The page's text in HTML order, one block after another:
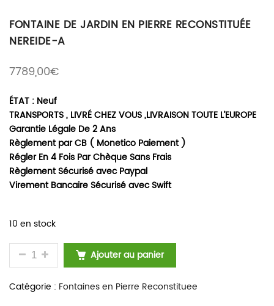
FONTAINE DE JARDIN EN PIERRE RECONSTITUÉE
NEREIDE-A
7789,00€
ÉTAT : Neuf
TRANSPORTS , LIVRÉ CHEZ VOUS ,LIVRAISON TOUTE L’EUROPE
Garantie Légale De 2 Ans
Règlement par CB ( Monetico Paiement )
Régler En 4 Fois Par Chèque Sans Frais
Règlement Sécurisé avec Paypal
Virement Bancaire Sécurisé avec Swift
10 en stock
QUANTITÉ DE FONTAINE DE JARDIN EN PIERRE
Ajouter au panier
Catégorie : Fontaines en Pierre Reconstituee